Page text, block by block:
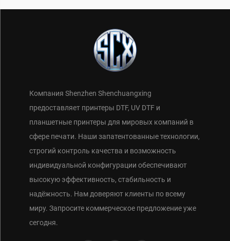
Компания Shenzhen Shenchuangxing
предоставляет принтеры DTF, UV DTF и
планшетные принтеры для мировых компаний в
сфере печати. Наши запатентованные технологии,
строгий контроль качества и возможность
индивидуальной конфигурации обеспечивают
высокую эффективность, стабильность и
надёжность. Нам доверяют клиенты по всему
миру. Запросите коммерческое предложение уже
сегодня.